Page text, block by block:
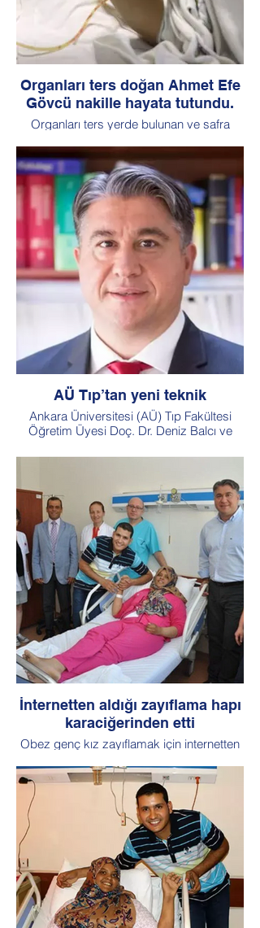
Organları ters doğan Ahmet Efe
Gövcü nakille hayata tutundu.
Organları ters yerde bulunan ve safra
sirozu hastası Ahmet Efe Gövcü,
karaciğer nakli ile yaşama tutundu.
AÜ Tıp’tan yeni teknik
Ankara Üniversitesi (AÜ) Tıp Fakültesi
Öğretim Üyesi Doç. Dr. Deniz Balcı ve
operasyonlarında dünyada ilk kez yeni bir
sonuçlarını Çek Cumhuriyeti’nin başkenti
Prag’da gerçekleştirilen Dünya Karaciğer
Nakli Kongresi'nde paylaştı.
İnternetten aldığı zayıflama hapı
karaciğerinden etti
Obez genç kız zayıflamak için internetten
diye güvendiği ilacın etkisiyle karaciğeri
iflas eden Libyalı Wafaa Mussa'yı hayata
döndüren nakil Türkiye'de yapıldı.
Karaciğer nakli sonrasında sağlığına
kavuşan Mussa 115 kilodan 85 kiloya
düştü.